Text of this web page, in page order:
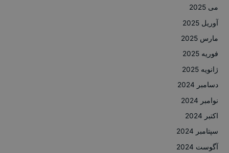
می 2025
آوریل 2025
مارس 2025
فوریه 2025
ژانویه 2025
دسامبر 2024
نوامبر 2024
اکتبر 2024
سپتامبر 2024
آگوست 2024